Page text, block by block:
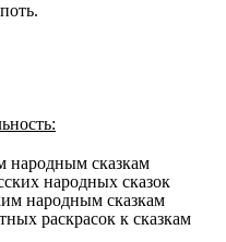
народным сказкам
народных сказок
народным сказкам
раскрасок к сказкам